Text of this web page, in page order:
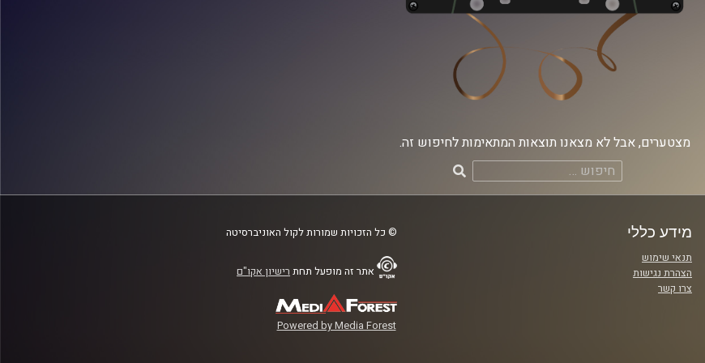
מצטערים, אבל לא מצאנו תוצאות המתאימות לחיפוש זה.
חיפוש:
מידע כללי
תנאי שימוש
הצהרת נגישות
צרו קשר
© כל הזכויות שמורות לקול האוניברסיטה
אתר זה מופעל תחת רישיון אקו"ם
Powered by Media Forest